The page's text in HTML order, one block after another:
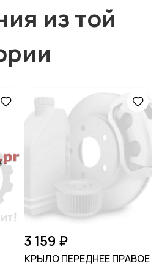
из той
3 159 ₽
КРЫЛО ПЕРЕДНЕЕ ПРАВОЕ